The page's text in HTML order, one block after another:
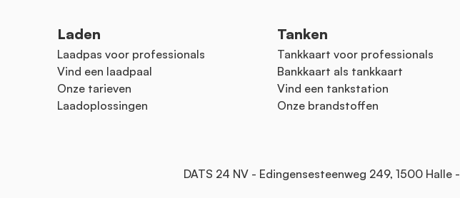
Laden
Laadpas voor professionals
Vind een laadpaal
Onze tarieven
Laadoplossingen
Tanken
Tankkaart voor professionals
Bankkaart als tankkaart
Vind een tankstation
Onze brandstoffen
DATS 24 NV - Edingensesteenweg 249, 1500 Halle -